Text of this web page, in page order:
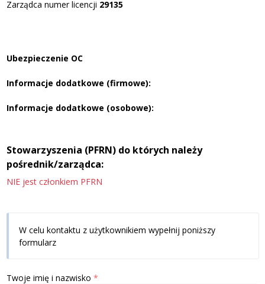
Zarządca numer licencji 29135
Ubezpieczenie OC
Informacje dodatkowe (firmowe):
Informacje dodatkowe (osobowe):
Stowarzyszenia (PFRN) do których należy
pośrednik/zarządca:
NIE jest członkiem PFRN
W celu kontaktu z użytkownikiem wypełnij poniższy
formularz
Twoje imię i nazwisko